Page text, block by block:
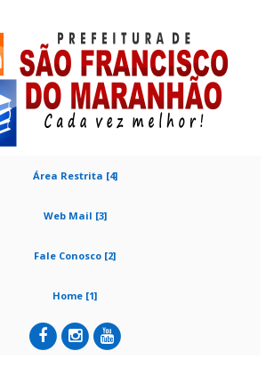
Área Restrita [4]
Web Mail [3]
Fale Conosco [2]
Home [1]